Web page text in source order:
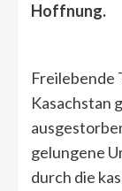
Hoffnung.
Freilebende
Kasachstan
gelungene
durch die